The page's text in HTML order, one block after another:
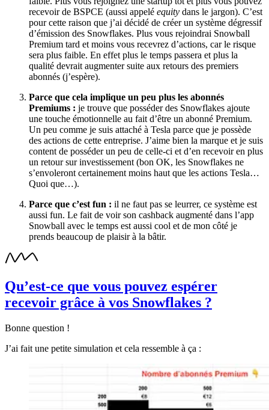
recevoir de BSPCE (aussi appelé equity dans le jargon). C’est
pour cette raison que j’ai décidé de créer un système dégressif
d’émission des Snowflakes. Plus vous rejoindrai Snowball
Premium tard et moins vous recevrez d’actions, car le risque
sera plus faible. En effet plus le temps passera et plus la
qualité devrait augmenter suite aux retours des premiers
abonnés (j’espère).
Parce que cela implique un peu plus les abonnés
Premiums : je trouve que posséder des Snowflakes ajoute
une touche émotionnelle au fait d’être un abonné Premium.
Un peu comme je suis attaché à Tesla parce que je possède
des actions de cette entreprise. J’aime bien la marque et je suis
content de posséder un peu de celle-ci et d’en recevoir en plus
un retour sur investissement (bon OK, les Snowflakes ne
s’envoleront certainement moins haut que les actions Tesla…
Quoi que…).
Parce que c’est fun : il ne faut pas se leurrer, ce système est
aussi fun. Le fait de voir son cashback augmenté dans l’app
Snowball avec le temps est aussi cool et de mon côté je
prends beaucoup de plaisir à la bâtir.
Qu’est-ce que vous pouvez espérer
recevoir grâce à vos Snowflakes ?
Bonne question !
J’ai fait une petite simulation et cela ressemble à ça :